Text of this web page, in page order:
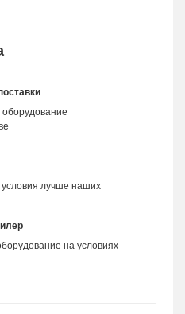
оборудование
лучше наших
на условиях